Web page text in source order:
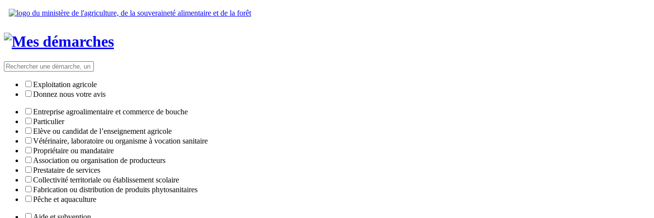
Exploitation agricole
Donnez nous votre avis
Entreprise agroalimentaire et commerce de bouche
Particulier
Elève ou candidat de l’enseignement agricole
Vétérinaire, laboratoire ou organisme à vocation sanitaire
Propriétaire ou mandataire
Association ou organisation de producteurs
Prestataire de services
Collectivité territoriale ou établissement scolaire
Fabrication ou distribution de produits phytosanitaires
Pêche et aquaculture